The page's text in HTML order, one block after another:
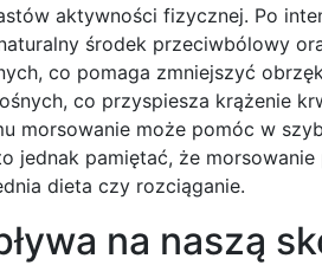
aktywności fizycznej. Po
środek przeciwbólowy
co pomaga zmniejszyć
co przyspiesza krążenie
morsowanie może pomóc w
jednak pamiętać, że
dieta czy rozciąganie.
na naszą